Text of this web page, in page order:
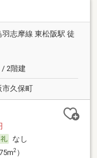
志摩線 東松阪駅 徒
/ 2階建
市久保町
なし
2）